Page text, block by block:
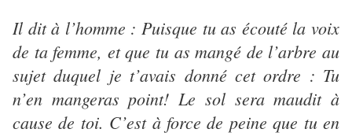
Il dit à l’homme : Puisque tu as écouté la voix
de ta femme, et que tu as mangé de l’arbre au
sujet duquel je t’avais donné cet ordre : Tu
n’en mangeras point! Le sol sera maudit à
cause de toi. C’est à force de peine que tu en